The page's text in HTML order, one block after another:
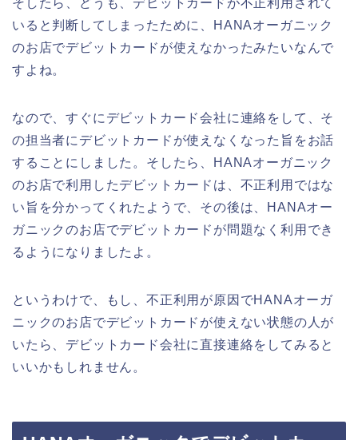
いると判断してしまったために、HANAオーガニック
のお店でデビットカードが使えなかったみたいなんで
すよね。
なので、すぐにデビットカード会社に連絡をして、そ
の担当者にデビットカードが使えなくなった旨をお話
することにしました。そしたら、HANAオーガニック
のお店で利用したデビットカードは、不正利用ではな
い旨を分かってくれたようで、その後は、HANAオー
ガニックのお店でデビットカードが問題なく利用でき
るようになりましたよ。
というわけで、もし、不正利用が原因でHANAオーガ
ニックのお店でデビットカードが使えない状態の人が
いたら、デビットカード会社に直接連絡をしてみると
いいかもしれません。